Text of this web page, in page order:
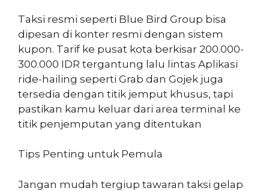
Taksi resmi seperti Blue Bird Group bisa
dipesan di konter resmi dengan sistem
kupon. Tarif ke pusat kota berkisar 200.000-
300.000 IDR tergantung lalu lintas Aplikasi
ride-hailing seperti Grab dan Gojek juga
tersedia dengan titik jemput khusus, tapi
pastikan kamu keluar dari area terminal ke
titik penjemputan yang ditentukan
Tips Penting untuk Pemula
Jangan mudah tergiup tawaran taksi gelap